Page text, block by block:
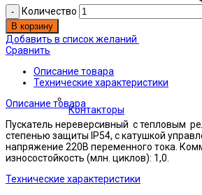
Контакторы
Количество
В корзину
Добавить в список желаний
Сравнить
Описание товара
Технические характеристики
Описание товара
Пускатель нереверсивный с тепловым
степенью защиты IP54, с катушкой
напряжение 220В переменного тока.
износостойкость (млн. циклов): 1,0.
Технические характеристики